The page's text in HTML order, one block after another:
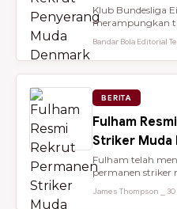
Klub Bundesliga
merampungkan
Bandar Bola Editorial
BERITA
Fulham
Striker Muda
Fulham telah
permanen striker
James Thompson ⎯